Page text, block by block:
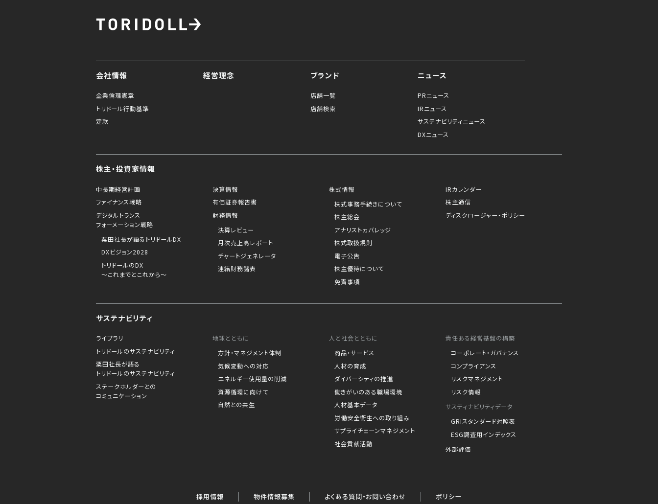
会社情報
企業倫理憲章
トリドール行動基準
定款
経営理念 ブランド
店舗一覧
店舗検索
ニュース
PRニュース
IRニュース
サステナビリティニュース
DXニュース
株主・投資家情報
中長期経営計画
ファイナンス戦略
デジタルトランス
フォーメーション戦略
粟田社長が語るトリドールDX
DXビジョン2028
トリドールのDX
～これまでとこれから～
決算情報
有価証券報告書
財務情報
決算レビュー
月次売上高レポート
チャートジェネレータ
連結財務諸表
株式情報
株式事務手続きについて
株主総会
アナリストカバレッジ
株式取扱規則
電子公告
株主優待について
免責事項
IRカレンダー
株主通信
ディスクロージャー・ポリシー
サステナビリティ
ライブラリ
トリドールのサステナビリティ
粟田社長が語る
トリドールのサステナビリティ
ステークホルダーとの
コミュニケーション
地球とともに
方針・マネジメント体制
気候変動への対応
エネルギー使用量の削減
資源循環に向けて
自然との共生
人と社会とともに
商品・サービス
人材の育成
ダイバーシティの推進
働きがいのある職場環境
人材基本データ
労働安全衛生への取り組み
サプライチェーンマネジメント
社会貢献活動
責任ある経営基盤の構築
コーポレート・ガバナンス
コンプライアンス
リスクマネジメント
リスク情報
サスティナビリティデータ
GRIスタンダード対照表
ESG調査用インデックス
外部評価
採用情報 物件情報募集 よくある質問・お問い合わせ ポリシー